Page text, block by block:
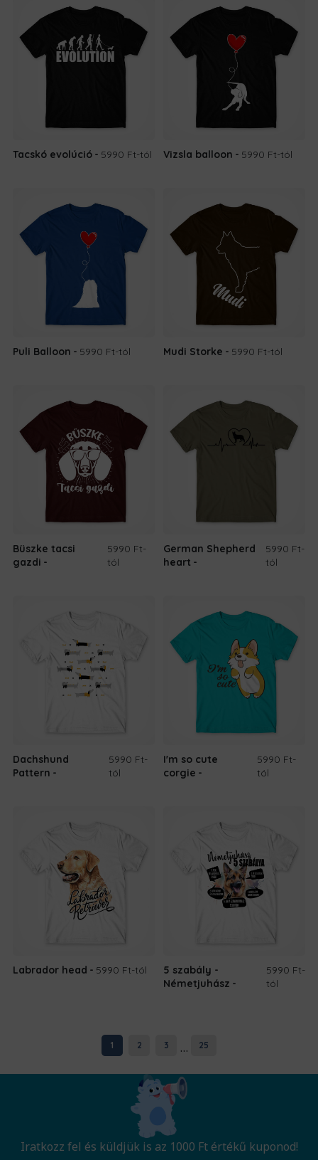
Tacskó evolúció 5990 Ft-tól Vizsla balloon 5990 Ft-tól
Puli Balloon 5990 Ft-tól Mudi Storke 5990 Ft-tól
Büszke tacsi
gazdi
5990 Ft-
tól
German Shepherd
heart
5990 Ft-
tól
Dachshund
Pattern
5990 Ft-
tól
I'm so cute
corgie
5990 Ft-
tól
Labrador head 5990 Ft-tól
5 szabály -
Németjuhász
5990 Ft-
tól
1 2 3 ... 25
Iratkozz fel és küldjük is az 1000 Ft értékű kuponod!